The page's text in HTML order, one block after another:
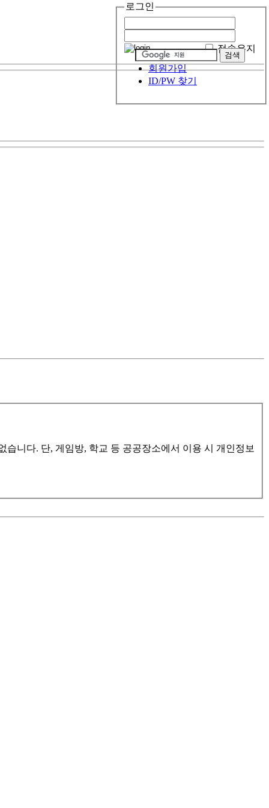
로그인
접속유지
회원가입
ID/PW 찾기
니다. 단, 게임방, 학교 등 공공장소에서 이용 시 개인정보